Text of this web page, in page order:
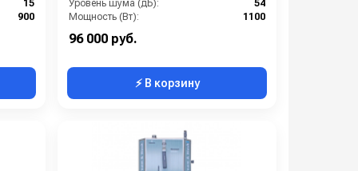
15
900
Уровень шума (дБ):
54
Мощность (Вт):
1100
96 000 руб.
⚡ В корзину